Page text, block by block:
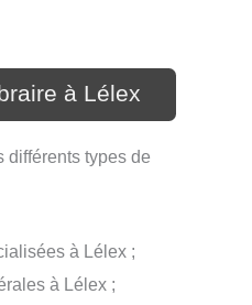
à Lélex
différents types de
à Lélex ;
à Lélex ;